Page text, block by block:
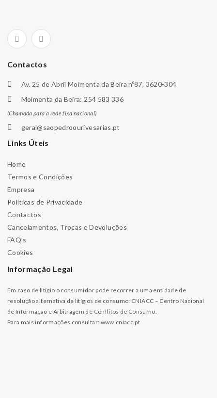
Contactos
Av. 25 de Abril Moimenta da Beira nº87, 3620-304
Moimenta da Beira: 254 583 336
(Chamada para a rede fixa nacional)
geral@saopedroourivesarias.pt
Links Úteis
Home
Termos e Condições
Empresa
Políticas de Privacidade
Contactos
Cancelamentos, Trocas e Devoluções
FAQ’s
Cookies
Informação Legal
Em caso de litígio o consumidor pode recorrer a uma entidade de
resolução alternativa de litígios de consumo: CNIACC – Centro Nacional
de Informação e Arbitragem de Conflitos de Consumo.
Para mais informações consultar: www.cniacc.pt